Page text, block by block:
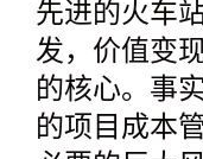
先进的火车
发，价值变
的核心。事
的项目成本